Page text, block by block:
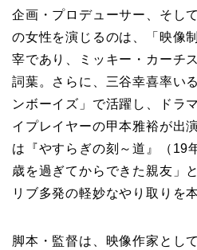
企画・プロデューサー、そし
の女性を演じるのは、「映像
宰であり、ミッキー・カーチ
詞葉。さらに、三谷幸喜率い
ンボーイズ」で活躍し、ドラ
イプレイヤーの甲本雅裕が出
は『やすらぎの刻～道』（19
歳を過ぎてからできた親友」
リブ多発の軽妙なやり取りを
脚本・監督は、映像作家とし